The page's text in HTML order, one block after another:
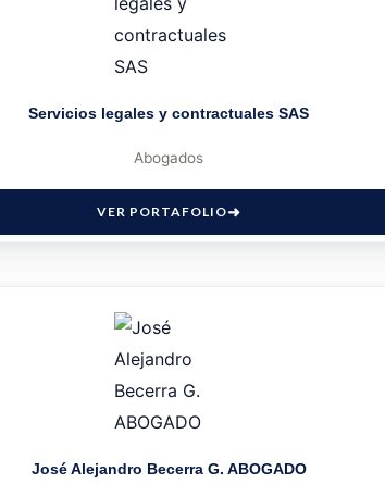
Servicios legales y contractuales SAS
Abogados
VER PORTAFOLIO
José Alejandro Becerra G. ABOGADO